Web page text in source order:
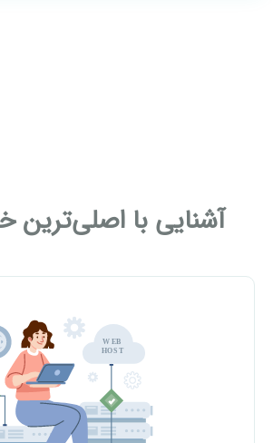
آشنایی با اصلی‌ترین